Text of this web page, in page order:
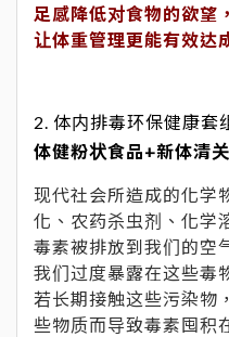
足感降低对食物的欲望
让体重管理更能有效达
2. 体内排毒环保健康套
体健粉状食品+新体清
现代社会所造成的化学
化、农药杀虫剂、化学
毒素被排放到我们的空
我们过度暴露在这些毒
若长期接触这些污染物
些物质而导致毒素囤积